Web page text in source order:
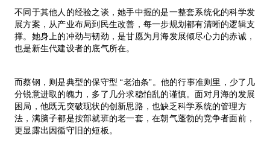
不同于其他人的经验之谈，她手中握的是一整套系统化的科学发
展方案，从产业布局到民生改善，每一步规划都有清晰的逻辑支
撑。她身上的冲劲与韧劲，是甘愿为月海发展倾尽心力的赤诚，
也是新生代建设者的底气所在。
而蔡钢，则是典型的保守型 “老油条”。他的行事准则里，少了几
分锐意进取的魄力，多了几分求稳怕乱的谨慎。面对月海的发展
困局，他既无突破现状的创新思路，也缺乏科学系统的管理方
法，满脑子都是按部就班的老一套，在朝气蓬勃的竞争者面前，
更显露出因循守旧的短板。